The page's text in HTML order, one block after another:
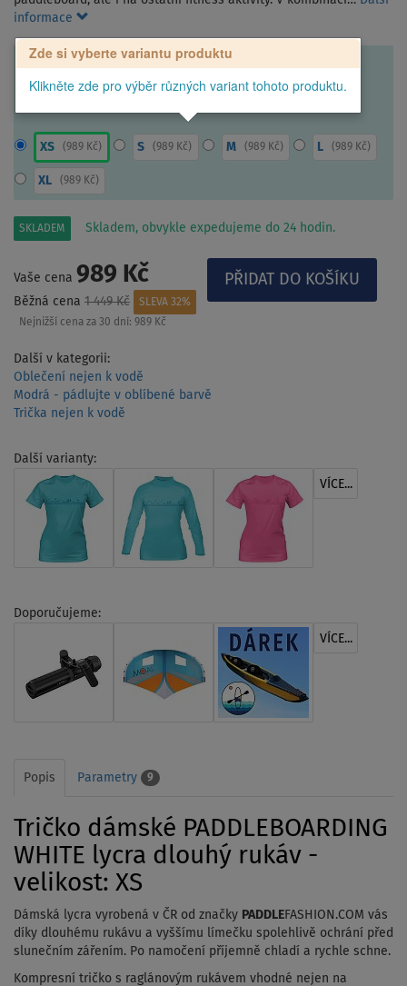
informace
Zde si vyberte variantu produktu
Klikněte zde pro výběr různých variant tohoto produktu.
XS (989 Kč) S (989 Kč) M (989 Kč) L (989 Kč)
XL (989 Kč)
SKLADEM Skladem, obvykle expedujeme do 24 hodin.
Vaše cena 989 Kč
Běžná cena 1 449 Kč
SLEVA 32%
Nejnižší cena za 30 dní: 989 Kč
Další v kategorii:
Oblečení nejen k vodě
Modrá - pádlujte v oblíbené barvě
Trička nejen k vodě
Další varianty:
VÍCE...
Doporučujeme:
VÍCE...
Popis Parametry 9
Tričko dámské PADDLEBOARDING
WHITE lycra dlouhý rukáv -
velikost: XS
Dámská lycra vyrobená v ČR od značky PADDLEFASHION.COM vás
díky dlouhému rukávu a vyššímu límečku spolehlivě ochrání před
slunečním zářením. Po namočení příjemně chladí a rychle schne.
Kompresní tričko s raglánovým rukávem vhodné nejen na